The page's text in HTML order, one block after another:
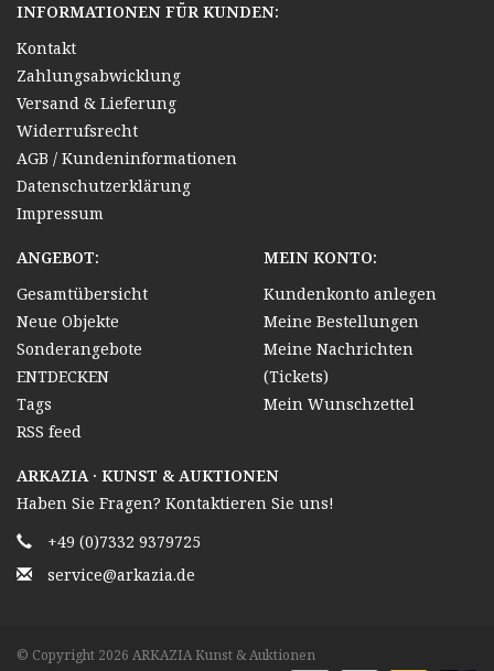
INFORMATIONEN FÜR KUNDEN:
Kontakt
Zahlungsabwicklung
Versand & Lieferung
Widerrufsrecht
AGB / Kundeninformationen
Datenschutzerklärung
Impressum
ANGEBOT:
Gesamtübersicht
Neue Objekte
Sonderangebote
ENTDECKEN
Tags
RSS feed
MEIN KONTO:
Kundenkonto anlegen
Meine Bestellungen
Meine Nachrichten
(Tickets)
Mein Wunschzettel
ARKAZIA · KUNST & AUKTIONEN
Haben Sie Fragen? Kontaktieren Sie uns!
+49 (0)7332 9379725
service@arkazia.de
© Copyright 2026 ARKAZIA Kunst & Auktionen